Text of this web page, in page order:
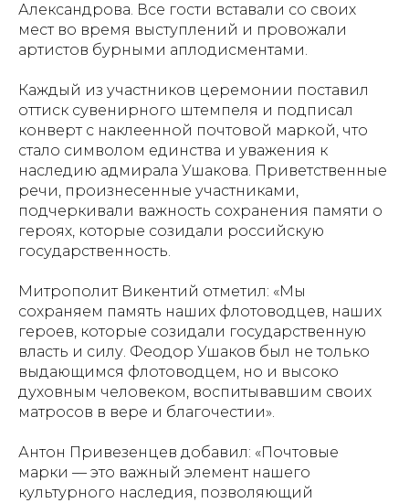
Александрова. Все гости вставали со своих
мест во время выступлений и провожали
артистов бурными аплодисментами.
Каждый из участников церемонии поставил
оттиск сувенирного штемпеля и подписал
конверт с наклеенной почтовой маркой, что
стало символом единства и уважения к
наследию адмирала Ушакова. Приветственные
речи, произнесенные участниками,
подчеркивали важность сохранения памяти о
героях, которые созидали российскую
государственность.
Митрополит Викентий отметил: «Мы
сохраняем память наших флотоводцев, наших
героев, которые созидали государственную
власть и силу. Феодор Ушаков был не только
выдающимся флотоводцем, но и высоко
духовным человеком, воспитывавшим своих
матросов в вере и благочестии».
Антон Привезенцев добавил: «Почтовые
марки — это важный элемент нашего
культурного наследия, позволяющий